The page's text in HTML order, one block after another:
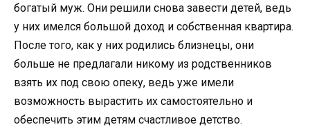
богатый муж. Они решили снова завести детей, ведь
у них имелся большой доход и собственная квартира.
После того, как у них родились близнецы, они
больше не предлагали никому из родственников
взять их под свою опеку, ведь уже имели
возможность вырастить их самостоятельно и
обеспечить этим детям счастливое детство.